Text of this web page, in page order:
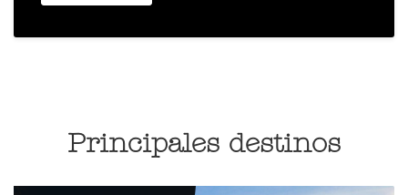
Principales destinos